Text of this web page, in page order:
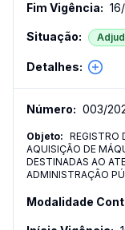
003/
REGISTRO
AQUISIÇÃO DE
DESTINADAS AO
ADMINISTRAÇÃO